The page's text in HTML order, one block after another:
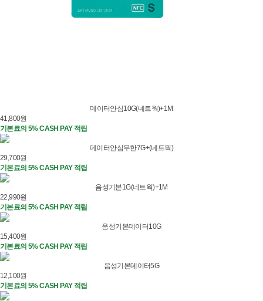
데이터안심10G(네트웍)+1M
41,800원
기본료의 5% CASH PAY 적립
데이터안심무한7G+(네트웍)
29,700원
기본료의 5% CASH PAY 적립
음성기본1G(네트웍)+1M
22,990원
기본료의 5% CASH PAY 적립
음성기본데이터10G
15,400원
기본료의 5% CASH PAY 적립
음성기본데이터5G
12,100원
기본료의 5% CASH PAY 적립